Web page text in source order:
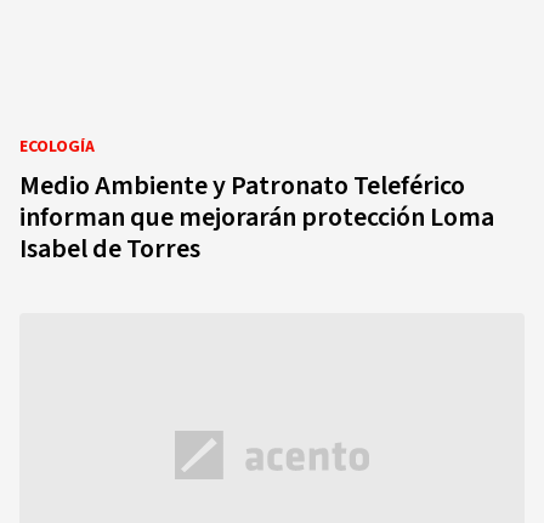
ECOLOGÍA
Medio Ambiente y Patronato Teleférico
informan que mejorarán protección Loma
Isabel de Torres